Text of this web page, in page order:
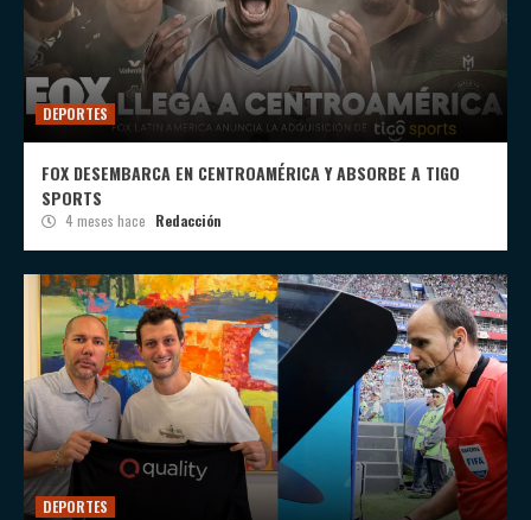
DEPORTES
FOX DESEMBARCA EN CENTROAMÉRICA Y ABSORBE A TIGO
SPORTS
4 meses hace Redacción
DEPORTES